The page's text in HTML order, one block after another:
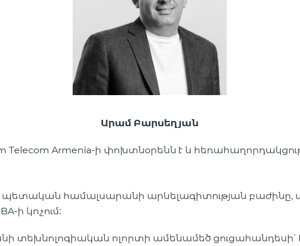
Արամ Բարսեղյան
Armenia-ի փոխտնօրենն է և
​​համալսարանի արևելագիտության բաժինը,
ի կոչում:
տեխնոլոգիական ոլորտի ամենամեծ ցուցահանդեսի՝